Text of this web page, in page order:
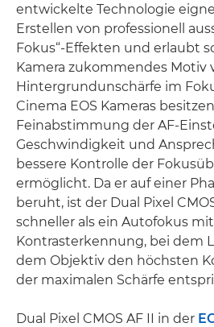
entwickelte Technologie
Erstellen von professionell
Fokus“-Effekten und erlaubt
Kamera zukommendes Motiv
Hintergrundunschärfe im
Cinema EOS Kameras
Feinabstimmung der AF-
Geschwindigkeit und
bessere Kontrolle der
ermöglicht. Da er auf einer
beruht, ist der Dual Pixel
schneller als ein Autofokus mit
Kontrasterkennung, bei dem
dem Objektiv den höchsten
der maximalen Schärfe
Dual Pixel CMOS AF II in der